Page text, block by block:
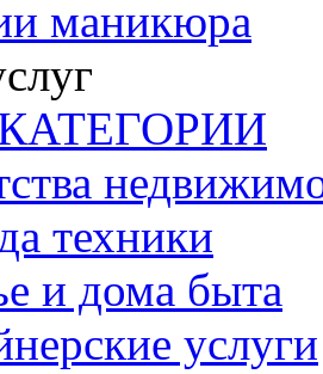
маникюра
техники
и дома быта
услуги